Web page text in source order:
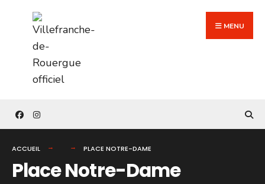
content
MENU
ACCUEIL PLACE NOTRE-DAME
Place Notre-Dame
for: